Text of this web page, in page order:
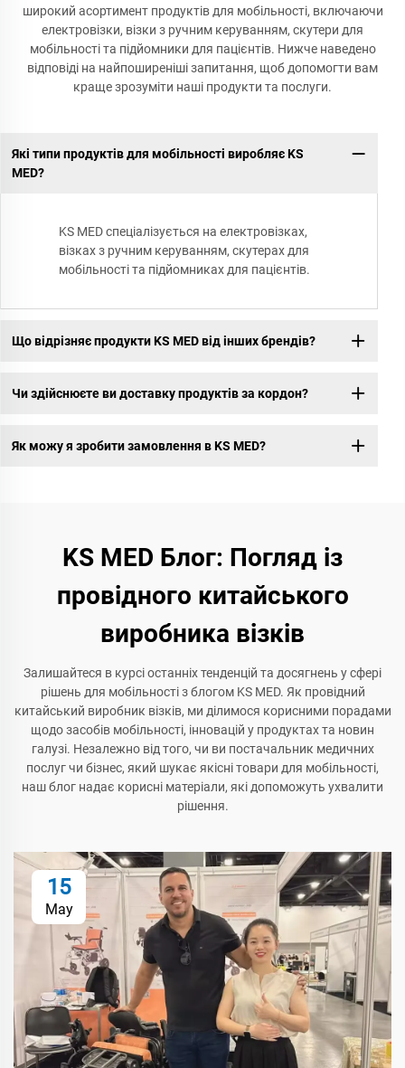
широкий асортимент продуктів для мобільності, включаючи
електровізки, візки з ручним керуванням, скутери для
мобільності та підйомники для пацієнтів. Нижче наведено
відповіді на найпоширеніші запитання, щоб допомогти вам
краще зрозуміти наші продукти та послуги.
Які типи продуктів для мобільності виробляє KS
MED?
KS MED спеціалізується на електровізках,
візках з ручним керуванням, скутерах для
мобільності та підйомниках для пацієнтів.
Що відрізняє продукти KS MED від інших брендів?
Чи здійснюєте ви доставку продуктів за кордон?
Як можу я зробити замовлення в KS MED?
KS MED Блог: Погляд із
провідного китайського
виробника візків
Залишайтеся в курсі останніх тенденцій та досягнень у сфері
рішень для мобільності з блогом KS MED. Як провідний
китайський виробник візків, ми ділимося корисними порадами
щодо засобів мобільності, інновацій у продуктах та новин
галузі. Незалежно від того, чи ви постачальник медичних
послуг чи бізнес, який шукає якісні товари для мобільності,
наш блог надає корисні матеріали, які допоможуть ухвалити
рішення.
15
May